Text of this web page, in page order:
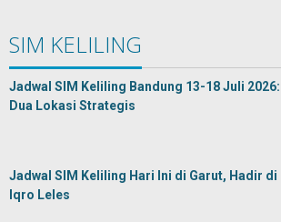
SIM KELILING
Jadwal SIM Keliling Bandung 13-18 Juli 2026:
Dua Lokasi Strategis
Jadwal SIM Keliling Hari Ini di Garut, Hadir di
Iqro Leles